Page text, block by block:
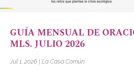
GUÍA MENSUAL DE
MLS. JULIO 2026
Jul 1, 2026| La Casa Común